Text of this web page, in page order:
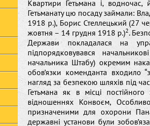
Квартири Гетьмана і, водночас,
Гетьманату цю посаду займали:
1918 р.), Борис Стеллецький (27
жовтня – 14 грудня 1918 р.)2.
Держави покладалася на
підпорядковувався
начальника Штабу) окремим
обов’язки коменданта входило
нагляд за безпекою шляхів під
Гетьмана як в місці
відношеннях Конвоєм,
призначеними для охорони
державні установи були